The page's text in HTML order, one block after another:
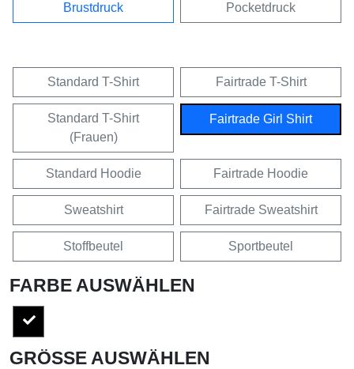
Brustdruck Pocketdruck
Standard T-Shirt Fairtrade T-Shirt
Standard T-Shirt
(Frauen)
Fairtrade Girl Shirt
Standard Hoodie Fairtrade Hoodie
Sweatshirt Fairtrade Sweatshirt
Stoffbeutel Sportbeutel
FARBE AUSWÄHLEN
GRÖSSE AUSWÄHLEN